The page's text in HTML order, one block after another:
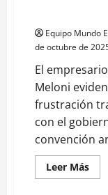
Equipo Mundo
de octubre de
El
Meloni
frustración
con el
convención
Leer MásLeer
más